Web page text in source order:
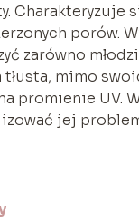
Charakteryzuje
porów.
zarówno
mimo
UV.
jej